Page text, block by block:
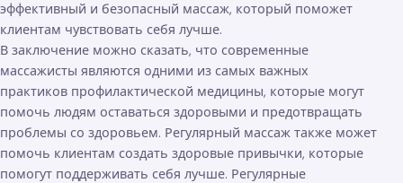
эффективный и безопасный массаж, который поможет
клиентам чувствовать себя лучше.
В заключение можно сказать, что современные
массажисты являются одними из самых важных
практиков профилактической медицины, которые могут
помочь людям оставаться здоровыми и предотвращать
проблемы со здоровьем. Регулярный массаж также может
помочь клиентам создать здоровые привычки, которые
помогут поддерживать себя лучше. Регулярные